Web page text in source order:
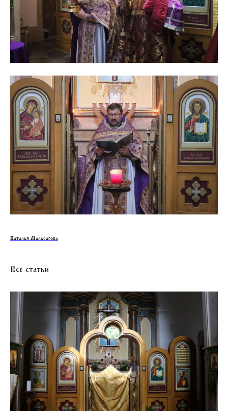
Наталья Мальсагова
Все статьи